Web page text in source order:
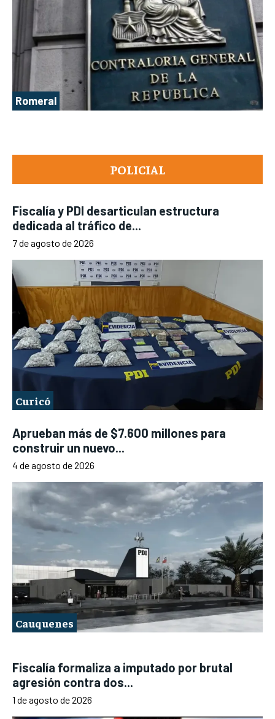
POLICIAL
Fiscalía y PDI desarticulan estructura
dedicada al tráfico de...
7 de agosto de 2026
Curicó
Aprueban más de $7.600 millones para
construir un nuevo...
4 de agosto de 2026
Cauquenes
Fiscalía formaliza a imputado por brutal
agresión contra dos...
1 de agosto de 2026
Romeral